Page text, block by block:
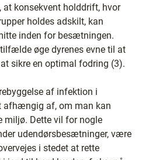
at konsekvent holddrift, hvor
holdes adskilt, kan
inden for besætningen.
øge dyrenes evne til at
sikre en optimal fodring (3).
af infektion i
af, om man kan
miljø. Dette vil for nogle
udendørsbesætninger, være
i stedet at rette